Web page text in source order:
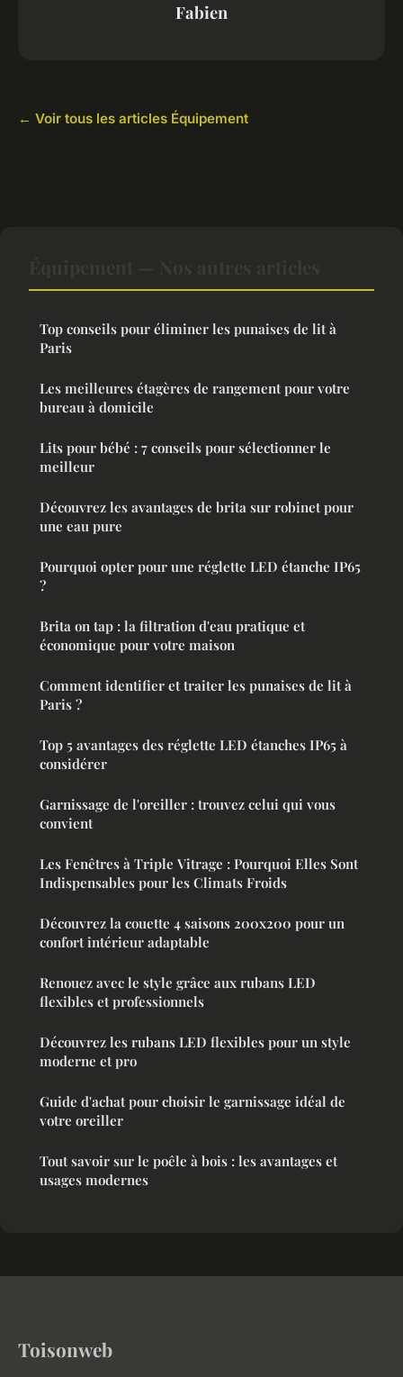
Fabien
← Voir tous les articles Équipement
Top conseils pour éliminer les punaises de lit à
Paris
Les meilleures étagères de rangement pour votre
bureau à domicile
Lits pour bébé : 7 conseils pour sélectionner le
meilleur
Découvrez les avantages de brita sur robinet pour
une eau pure
Pourquoi opter pour une réglette LED étanche IP65
?
Brita on tap : la filtration d'eau pratique et
économique pour votre maison
Comment identifier et traiter les punaises de lit à
Paris ?
Top 5 avantages des réglette LED étanches IP65 à
considérer
Garnissage de l'oreiller : trouvez celui qui vous
convient
Les Fenêtres à Triple Vitrage : Pourquoi Elles Sont
Indispensables pour les Climats Froids
Découvrez la couette 4 saisons 200x200 pour un
confort intérieur adaptable
Renouez avec le style grâce aux rubans LED
flexibles et professionnels
Découvrez les rubans LED flexibles pour un style
moderne et pro
Guide d'achat pour choisir le garnissage idéal de
votre oreiller
Tout savoir sur le poêle à bois : les avantages et
usages modernes
Toisonweb